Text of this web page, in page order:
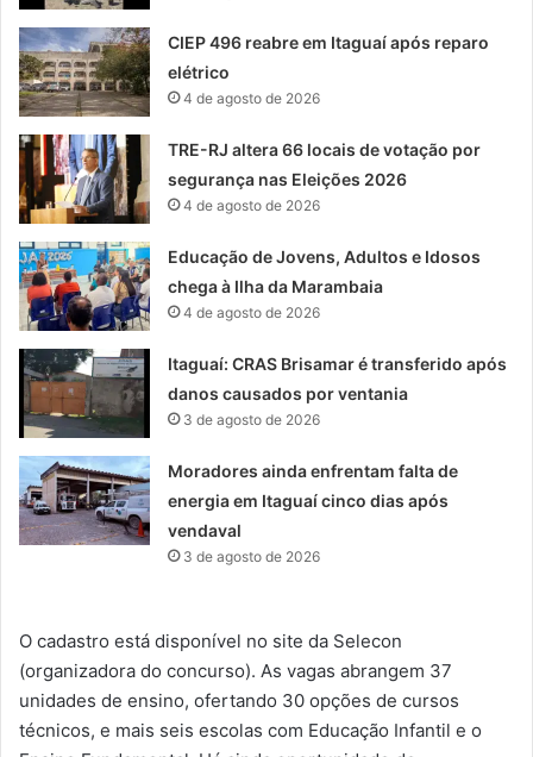
CIEP 496 reabre em Itaguaí após reparo
elétrico
4 de agosto de 2026
TRE-RJ altera 66 locais de votação por
segurança nas Eleições 2026
4 de agosto de 2026
Educação de Jovens, Adultos e Idosos
chega à Ilha da Marambaia
4 de agosto de 2026
Itaguaí: CRAS Brisamar é transferido após
danos causados por ventania
3 de agosto de 2026
Moradores ainda enfrentam falta de
energia em Itaguaí cinco dias após
vendaval
3 de agosto de 2026
O cadastro está disponível no site da Selecon
(organizadora do concurso). As vagas abrangem 37
unidades de ensino, ofertando 30 opções de cursos
técnicos, e mais seis escolas com Educação Infantil e o